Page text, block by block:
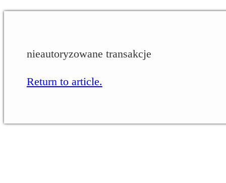
nieautoryzowane transakcje
Return to article.